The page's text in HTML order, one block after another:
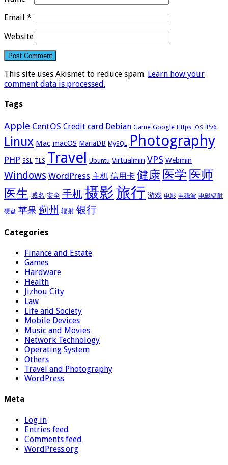
Email *
Website
This site uses Akismet to reduce spam. Learn how your
comment data is processed.
Tags
Apple CentOS Credit card Debian Game Google Https iOS IPv6
Linux Mac macOS MariaDB MySQL Photography
PHP SSL TLS Travel Ubuntu Virtualmin VPS Webmin
Windows WordPress 主机 信用卡 健康 医学 医师
医生 域名 安全 手机摄影旅行 游戏 电影 电磁波 电磁辐射
硬盘 苹果 蓟州 辐射 银行
Categories
Finance and Estate
Games
Hardware
Health
Jizhou City
Law
Life and Society
Mobile Devices
Music and Movies
Network Technology
Operating System
Others
Travel and Photography
WordPress
Meta
Log in
Entries feed
Comments feed
WordPress.org